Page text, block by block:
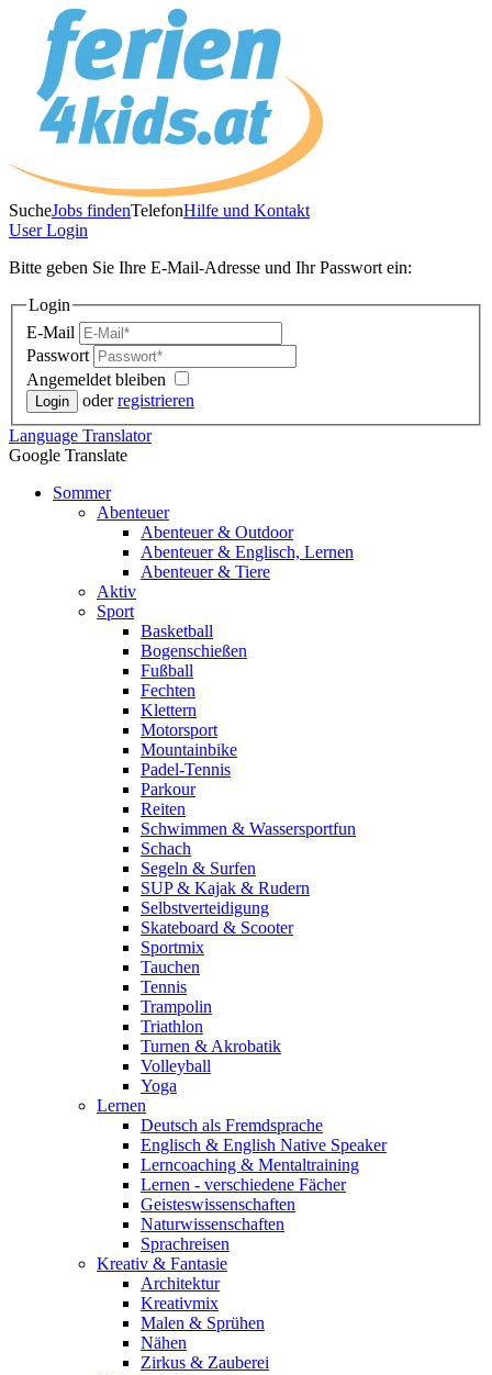
SucheJobs findenTelefonHilfe und Kontakt
UserLogin
Bitte geben Sie Ihre E-Mail-Adresse und Ihr Passwort ein:
Login
E-Mail
Passwort
Angemeldet bleiben
oderregistrieren
Language Translator
Google Translate
Sommer
Abenteuer
Abenteuer & Outdoor
Abenteuer & Englisch, Lernen
Abenteuer & Tiere
Aktiv
Sport
Basketball
Bogenschießen
Fußball
Fechten
Klettern
Motorsport
Mountainbike
Padel-Tennis
Parkour
Reiten
Schwimmen & Wassersportfun
Schach
Segeln & Surfen
SUP & Kajak & Rudern
Selbstverteidigung
Skateboard & Scooter
Sportmix
Tauchen
Tennis
Trampolin
Triathlon
Turnen & Akrobatik
Volleyball
Yoga
Lernen
Deutsch als Fremdsprache
Englisch & English Native Speaker
Lerncoaching & Mentaltraining
Lernen - verschiedene Fächer
Geisteswissenschaften
Naturwissenschaften
Sprachreisen
Kreativ & Fantasie
Architektur
Kreativmix
Malen & Sprühen
Nähen
Zirkus & Zauberei